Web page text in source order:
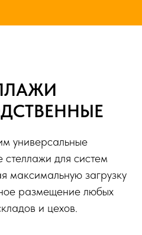
универсальные
стеллажи для систем
максимальную загрузку
размещение любых
и цехов.